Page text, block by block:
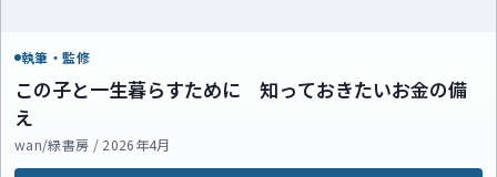
執筆・監修
この子と一生暮らすために 知っておきたいお金の備
え
wan/緑書房 / 2026年4月